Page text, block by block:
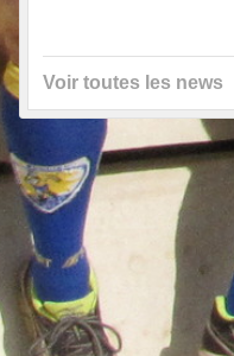
Voir toutes les news